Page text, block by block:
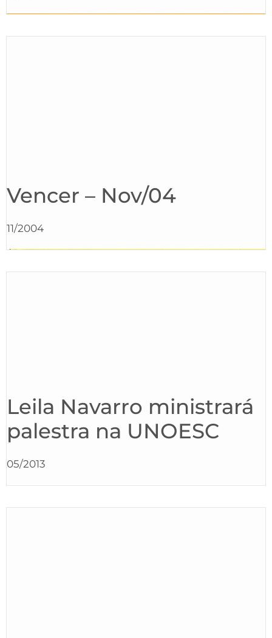
Vencer – Nov/04
11/2004
Leila Navarro ministrará
palestra na UNOESC
05/2013